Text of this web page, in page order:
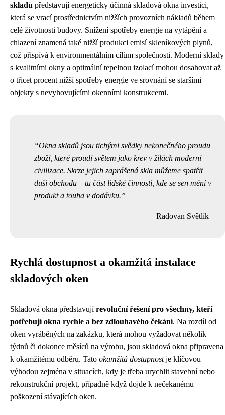
skladů představují energeticky účinná skladová okna investici,
která se vrací prostřednictvím nižších provozních nákladů během
celé životnosti budovy. Snížení spotřeby energie na vytápění a
chlazení znamená také nižší produkci emisí skleníkových plynů,
což přispívá k environmentálním cílům společnosti. Moderní sklady
s kvalitními okny a optimální tepelnou izolací mohou dosahovat až
o třicet procent nižší spotřeby energie ve srovnání se staršími
objekty s nevyhovujícími okenními konstrukcemi.
Okna skladů jsou tichými svědky nekonečného proudu
zboží, které proudí světem jako krev v žilách moderní
civilizace. Skrze jejich zaprášená skla můžeme spatřit
duši obchodu – tu část lidské činnosti, kde se sen mění v
produkt a touha v dodávku.
Radovan Světlík
Rychlá dostupnost a okamžitá instalace
skladových oken
Skladová okna představujírevoluční řešení pro všechny, kteří
potřebují okna rychle a bez zdlouhavého čekání. Na rozdíl od
oken vyráběných na zakázku, která mohou vyžadovat několik
týdnů či dokonce měsíců na výrobu, jsou skladová okna připravena
k okamžitému odběru. Tato okamžitá dostupnostje klíčovou
výhodou zejména v situacích, kdy je třeba urychlit stavební nebo
rekonstrukční projekt, případně když dojde k nečekanému
poškození stávajících oken.